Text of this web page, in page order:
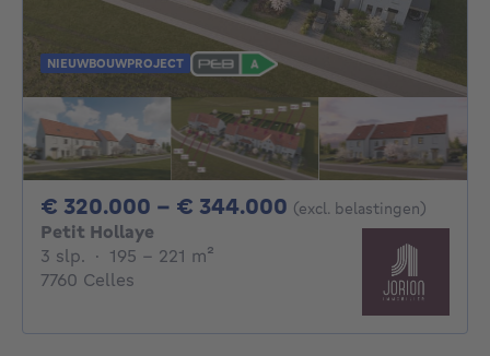
NIEUWBOUWPROJECT
€ 320.000 - € 344.000 Van 320000€ Tot
(excl. belastingen)
Petit Hollaye
3 slp. 3 slaapkamers
· 195 - 221 m²
7760 Celles